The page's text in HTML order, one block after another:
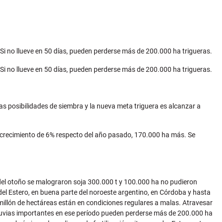
no llueve en 50 días, pueden perderse más de 200.000 ha trigueras.
no llueve en 50 días, pueden perderse más de 200.000 ha trigueras.
posibilidades de siembra y la nueva meta triguera es alcanzar a
de 6% respecto del año pasado, 170.000 ha más. Se
otoño se malograron soja 300.000 t y 100.000 ha no pudieron
Estero, en buena parte del noroeste argentino, en Córdoba y hasta
de hectáreas están en condiciones regulares a malas. Atravesar
importantes en ese período pueden perderse más de 200.000 ha